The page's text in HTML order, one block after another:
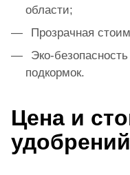
области;
Прозрачная
Эко-
подкормок.
Цена и
удобрений